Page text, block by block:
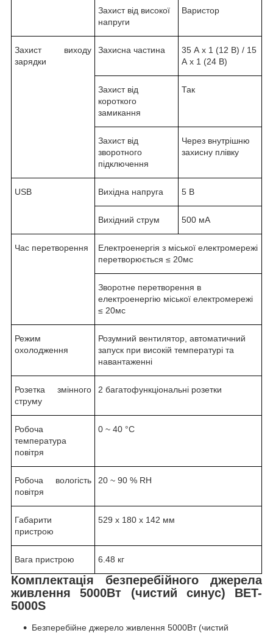
Захист від високої
напруги
Варистор
Захист виходу
зарядки
Захисна частина
35 А х 1 (12 В) / 15
А х 1 (24 В)
Захист від
короткого
замикання
Так
Захист від
зворотного
підключення
Через внутрішню
захисну плівку
USB Вихідна напруга 5 В
Вихідний струм 500 мА
Час перетворення
Електроенергія з міської електромережі
перетворюється ≤ 20мс
Зворотне перетворення в
електроенергію міської електромережі
≤ 20мс
Режим
охолодження
Розумний вентилятор, автоматичний
запуск при високій температурі та
навантаженні
Розетка змінного
струму
2 багатофункціональні розетки
Робоча
температура
повітря
0 ~ 40 °С
Робоча вологість
повітря
20 ~ 90 % RH
Габарити
пристрою
529 х 180 х 142 мм
Вага пристрою 6.48 кг
Комплектація безперебійного джерела
живлення 5000Вт (чистий синус) BET-
5000S
Безперебійне джерело живлення 5000Вт (чистий